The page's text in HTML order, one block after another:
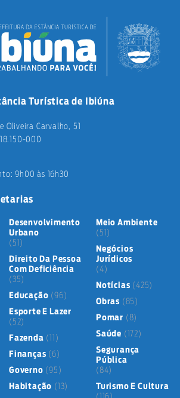
Turística de Ibiúna
Oliveira Carvalho, 51
000
9h00 às 16h30
Desenvolvimento
Urbano
(51)
Direito Da Pessoa
Com Deficiência
(35)
Educação (96)
Esporte E Lazer
(52)
Fazenda (11)
Finanças (6)
Governo (95)
Habitação (13)
Meio Ambiente
(51)
Negócios
Jurídicos
(4)
Notícias (425)
Obras (85)
Pomar (8)
Saúde (172)
Segurança
Pública
(84)
Turismo E Cultura